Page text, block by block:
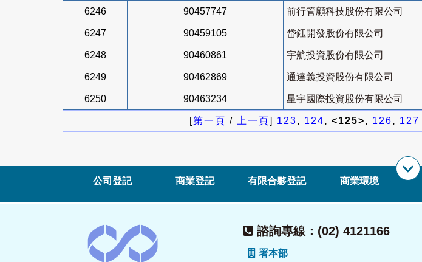
6246 90457747 前行管顧科技股份有限公司
6247 90459105 岱鈺開發股份有限公司
6248 90460861 宇航投資股份有限公司
6249 90462869 通達義投資股份有限公司
6250 90463234 星宇國際投資股份有限公司
[第一頁 / 上一頁] 123, 124, <125>, 126, 127
公司登記 商業登記 有限合夥登記 商業環境
諮詢專線：(02) 4121166
署本部